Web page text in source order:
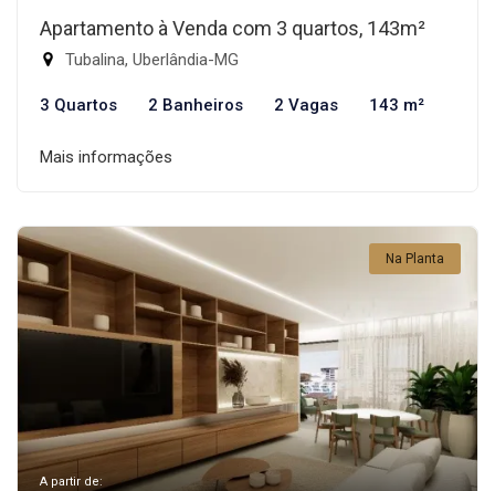
Apartamento à Venda com 3 quartos, 143m²
Tubalina, Uberlândia-MG
3 Quartos 2 Banheiros 2 Vagas 143 m²
Mais informações
Na Planta
A partir de: